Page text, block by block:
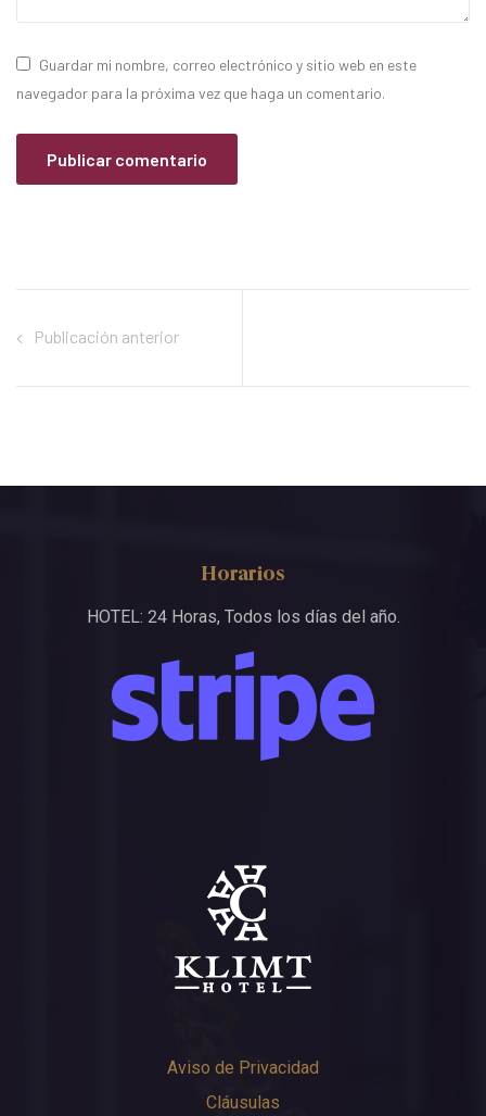
Guardar mi nombre, correo electrónico y sitio web en este
navegador para la próxima vez que haga un comentario.
Publicación anterior
Horarios
HOTEL: 24 Horas, Todos los días del año.
Aviso de Privacidad
Cláusulas